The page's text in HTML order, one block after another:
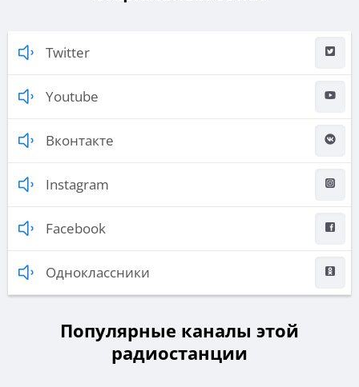
Twitter
Youtube
Вконтакте
Instagram
Facebook
Одноклассники
Популярные каналы этой
радиостанции